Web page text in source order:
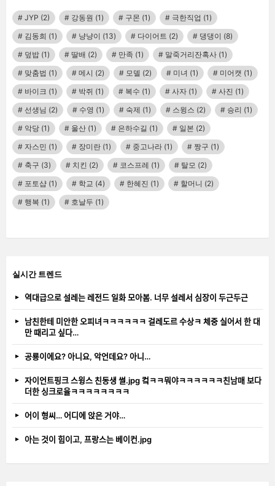
JYP (2) 강동원 (1) 구몬 (1) 극한직업 (1)
김동희 (1) 냥냥이 (13) 다이어트 (2) 댕댕이 (8)
덮밥 (1) 딸배 (2) 만족 (1) 말죽거리잔혹사 (1)
맞춤법 (1) 메시 (2) 모델 (2) 미녀 (1) 미어캣 (1)
바이크 (1) 박쥐 (1) 복수 (1) 사자 (1) 사진 (1)
선생님 (2) 수영 (1) 숙제 (1) 스윙스 (2) 승리 (1)
악당 (1) 울산 (1) 은하수길 (1) 일본 (2)
자스민 (1) 장미란 (1) 중고나라 (1) 짱구 (1)
축구 (3) 치킨 (2) 코스프레 (1) 탈모 (2)
포토샵 (1) 학교 (4) 한혜진 (1) 할머니 (2)
행복 (1) 호날두 (1)
실시간 트렌드
역대급으로 설레는 레전드 일화 모아봄. 너무 설레서 심장이 두근두근
남친한테 미안한 오피녀ㅋㅋㅋㅋㅋㅋ 걸레도르 수상ㅋ 체중 실어서 한 대
만 때리고 싶다…
공룡이에요? 아니요, 악언데요? 아니…
자이언트핑크 스윙스 친동생 썰.jpg 컼ㅋㅋ뭐야ㅋㅋㅋㅋㅋㅋ친남매 보다
더한 싱크로율ㅋㅋㅋㅋㅋㅋㅋㅋ
어이 형씨… 어디에 앉은 거야…
아는 것이 힘이고, 프랑스는 베이컨.jpg